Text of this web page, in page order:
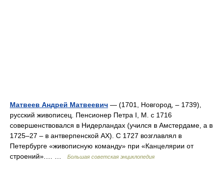
Матвеев Андрей Матвеевич — (1701, Новгород, ‒ 1739),
русский живописец. Пенсионер Петра I, М. с 1716
совершенствовался в Нидерландах (учился в Амстердаме, а в
1725‒27 ‒ в антверпенской АХ). С 1727 возглавлял в
Петербурге «живописную команду» при «Канцелярии от
строений».… …
Большая советская энциклопедия